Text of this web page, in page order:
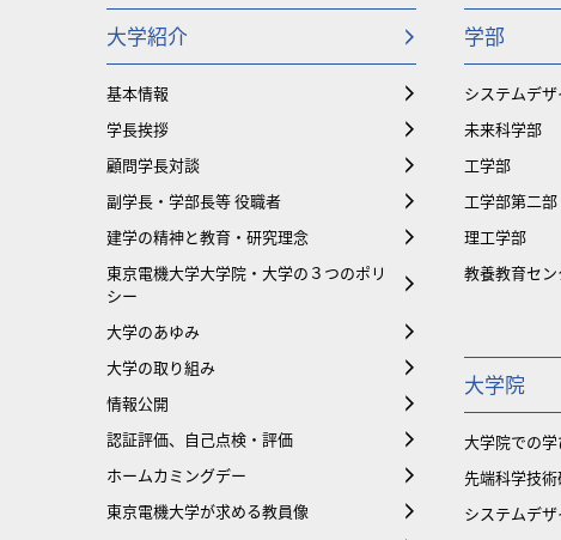
大学紹介
基本情報
学長挨拶
顧問学長対談
副学長・学部長等 役職者
建学の精神と教育・研究理念
東京電機大学大学院・大学の３つのポリ
シー
大学のあゆみ
大学の取り組み
情報公開
認証評価、自己点検・評価
ホームカミングデー
東京電機大学が求める教員像
学部
システムデ
未来科学部
工学部
工学部第二部
理工学部
教養教育セン
大学院
大学院での
先端科学技
システムデ